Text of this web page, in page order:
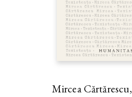
Mircea Cărtărescu,